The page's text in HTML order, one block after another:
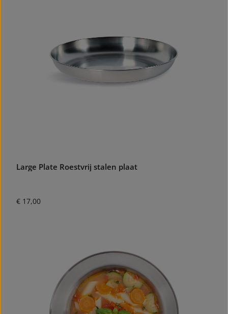
Large Plate Roestvrij stalen plaat
Normale prijs:
€ 17,00